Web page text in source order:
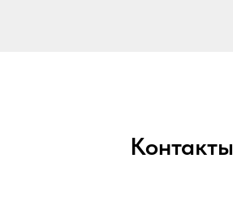
Контакты